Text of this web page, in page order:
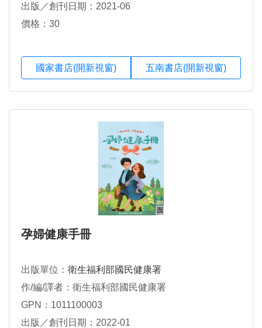
出版／創刊日期：2021-06
價格：30
國家書店(開新視窗) 五南書店(開新視窗)
孕婦健康手冊
出版單位： 衛生福利部國民健康署
作/編/譯者：衛生福利部國民健康署
GPN：1011100003
出版／創刊日期：2022-01